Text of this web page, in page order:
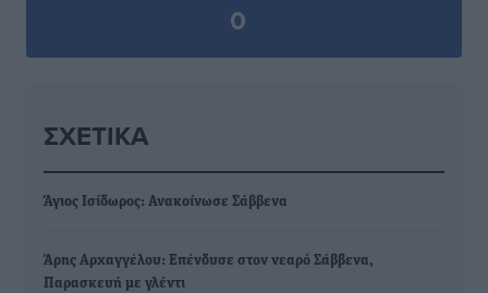
0
ΣΧΕΤΙΚΆ
Άγιος Ισίδωρος: Ανακοίνωσε Σάββενα
Άρης Αρχαγγέλου: Επένδυσε στον νεαρό Σάββενα,
Παρασκευή με γλέντι